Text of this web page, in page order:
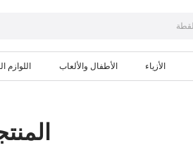
اللوازم الأطفال والألعاب الأزياء